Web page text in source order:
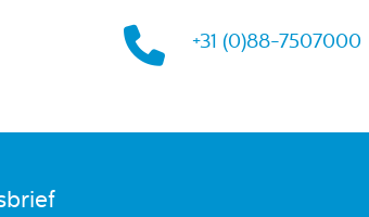
+31 (0)88-7507000